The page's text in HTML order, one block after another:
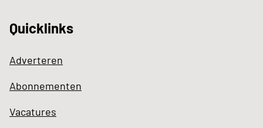
Quicklinks
Adverteren
Abonnementen
Vacatures